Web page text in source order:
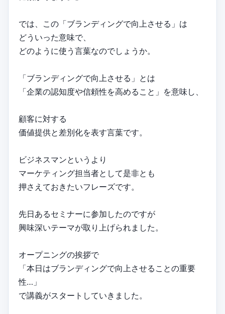
では、この「ブランディングで向上させる」は
どういった意味で、
どのように使う言葉なのでしょうか。
「ブランディングで向上させる」とは
「企業の認知度や信頼性を高めること」を意味し、
顧客に対する
価値提供と差別化を表す言葉です。
ビジネスマンというより
マーケティング担当者として是非とも
押さえておきたいフレーズです。
先日あるセミナーに参加したのですが
興味深いテーマが取り上げられました。
オープニングの挨拶で
「本日はブランディングで向上させることの重要
性…」
で講義がスタートしていきました。